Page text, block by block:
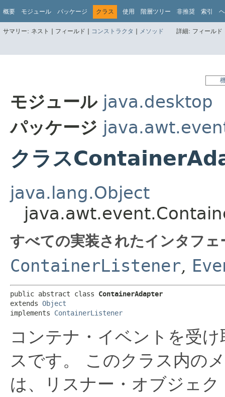
概要 モジュール パッケージ クラス 使用 階層ツリー 非推奨 索引
サマリー: ネスト | フィールド | コンストラクタ | メソッド 詳細: フィール
モジュール java.desktop
パッケージ
クラス
java.lang.Object
すべての実装されたインタフ
ContainerListener,
public abstract class ContainerAdapter
extends Object
implements ContainerListener
コンテナ・イベントを受
スです。
このクラス内の
は、リスナー・オブジェ